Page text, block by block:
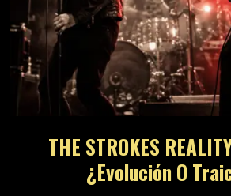
THE STROKES
¿Evolución O